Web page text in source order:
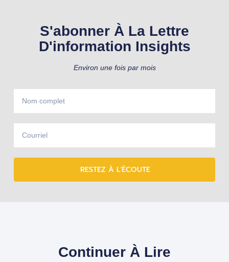
S'abonner À La Lettre
D'information Insights
Environ une fois par mois
RESTEZ À L'ÉCOUTE
Continuer À Lire